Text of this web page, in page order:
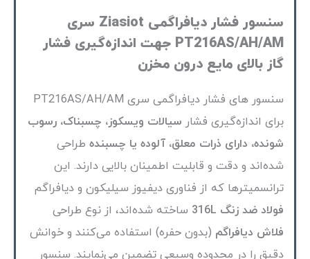
سنسور فشار دیافراگمی Ziasiot سری
PT216AS/AH/AM جهت اندازه‌گیری فشار
گاز بالای مایع درون مخزن
سنسور های فشار دیافراگمی سری PT216AS/AH/AM
برای اندازه‌گیری فشار سیالات ویسکوز، چسبناک، رسوب
شونده، دارای ذرات معلق، آلوده یا چسبنده طراحی
شده‌اند و دقت و قابلیت اطمینان بالایی دارند. این
ترانسمیتر‌ها که از فناوری دیفیوز سیلیکون و دیافراگم
فولاد ضد زنگ 316L
ساخته شده‌اند، از نوع طراحی
فلاش دیافراگم (بدون حفره) استفاده می‌کنند و خوانش
دقیق را در محدوده وسیعی تضمین می‌نمایند. سنسور